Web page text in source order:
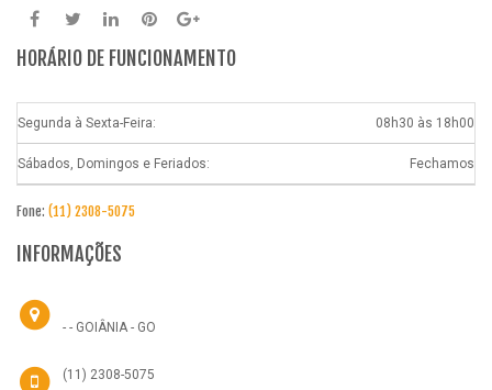
HORÁRIO DE FUNCIONAMENTO
Segunda à Sexta-Feira: 08h30 às 18h00
Sábados, Domingos e Feriados: Fechamos
Fone: (11) 2308-5075
INFORMAÇÕES
- - GOIÂNIA - GO
(11) 2308-5075